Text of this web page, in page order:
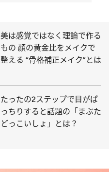
美は感覚ではなく理論で作る
もの 顔の黄金比をメイクで
整える “骨格補正メイク”とは
たったの2ステップで目がぱ
っちりすると話題の「まぶた
どっこいしょ」とは？